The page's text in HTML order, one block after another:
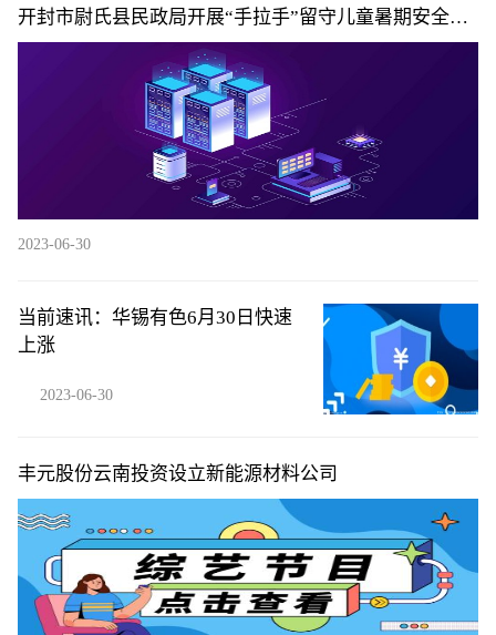
开封市尉氏县民政局开展“手拉手”留守儿童暑期安全教
育活动|即时
2023-06-30
当前速讯：华锡有色6月30日快速
上涨
2023-06-30
丰元股份云南投资设立新能源材料公司